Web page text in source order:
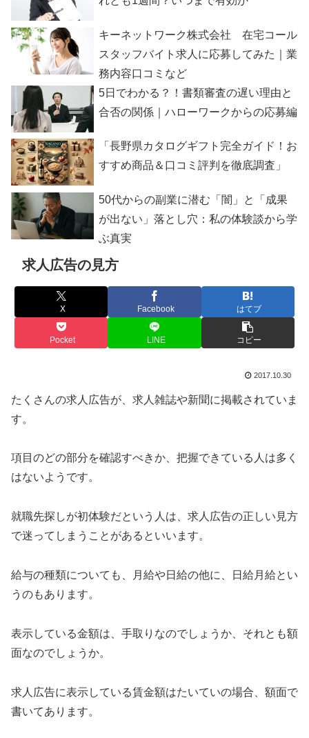
キーネットワーク株式会社 在宅コール
スタッフバイト求人に応募してみた｜業
務内容口コミなど
5日でわかる？！書類審査の遅い理由と
合否の関係｜ハローワークからの応募編
「長野県カタログギフト完全ガイド！お
すすめ商品＆口コミ評判を徹底調査」
50代からの副業に潜む「闇」と「成果
が出ない」落とし穴：私の体験談から学
ぶ真実
求人広告の見方
X Facebook はてブ
Pocket LINE コピー
2017.10.30
たくさんの求人広告が、求人雑誌や新聞に掲載されていま
す。
項目のどの部分を確認すべきか、把握できている人は多く
はないようです。
就職先探しが初体験だという人は、求人広告の正しい見方
で迷ってしまうことがあるといいます。
給与の種類についても、月給や日給の他に、日給月給とい
うのもあります。
表示している金額は、手取りなのでしょうか、それとも額
面なのでしょうか。
求人広告に表示している賃金額はたいていの場合、額面で
書いてあります。